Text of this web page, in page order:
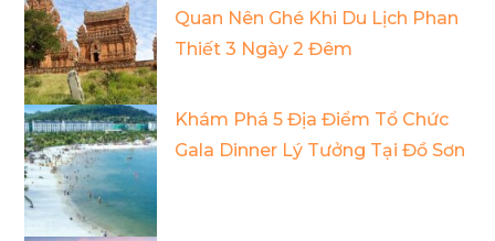
Quan Nên Ghé Khi Du Lịch Phan
Thiết 3 Ngày 2 Đêm
Khám Phá 5 Địa Điểm Tổ Chức
Gala Dinner Lý Tưởng Tại Đồ Sơn